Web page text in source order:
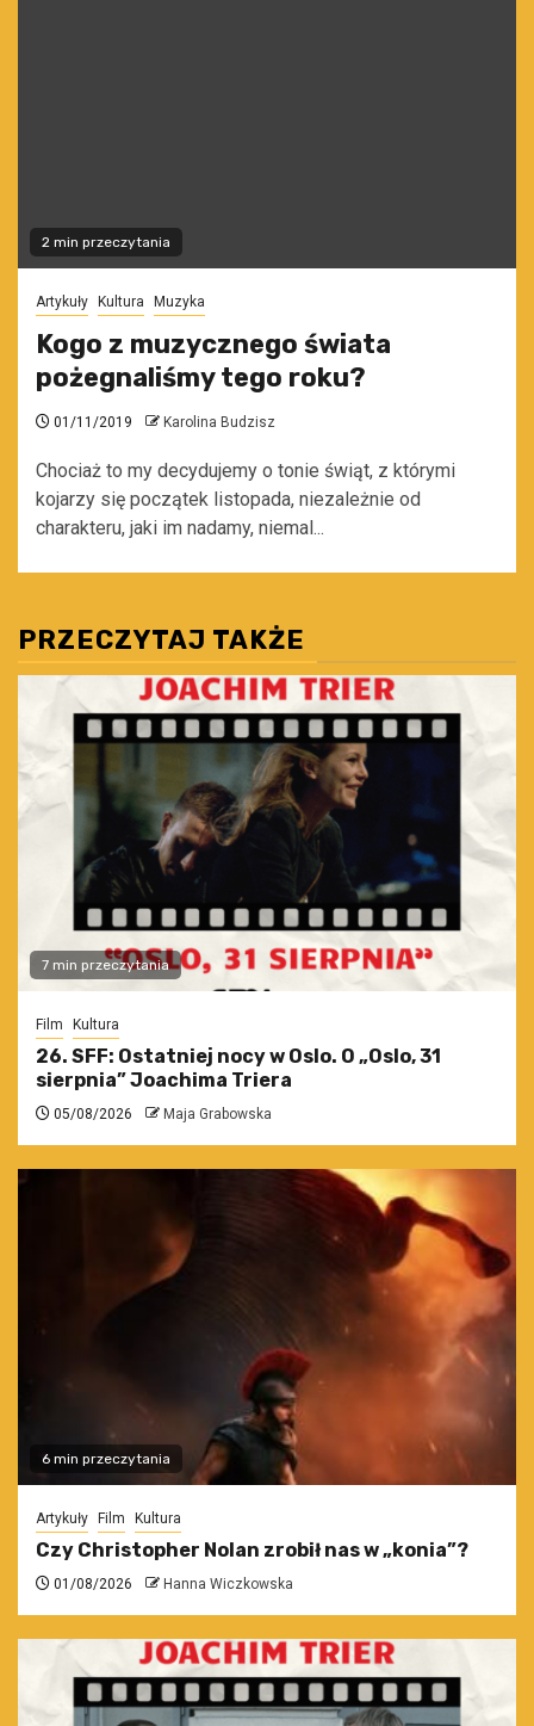
2 min przeczytania
Artykuły Kultura Muzyka
Kogo z muzycznego świata
pożegnaliśmy tego roku?
01/11/2019 Karolina Budzisz
Chociaż to my decydujemy o tonie świąt, z którymi
kojarzy się początek listopada, niezależnie od
charakteru, jaki im nadamy, niemal...
PRZECZYTAJ TAKŻE
7 min przeczytania
Film Kultura
26. SFF: Ostatniej nocy w Oslo. O „Oslo, 31
sierpnia” Joachima Triera
05/08/2026 Maja Grabowska
6 min przeczytania
Artykuły Film Kultura
Czy Christopher Nolan zrobił nas w „konia”?
01/08/2026 Hanna Wiczkowska